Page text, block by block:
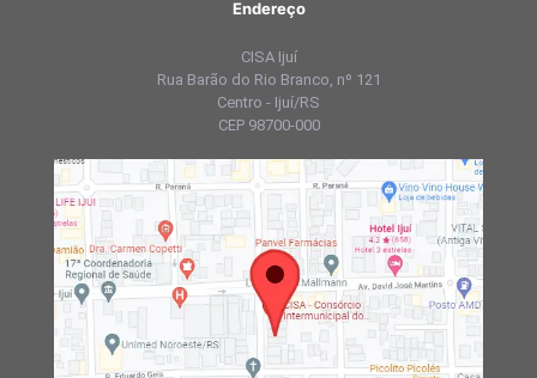
Endereço
CISA Ijuí
Rua Barão do Rio Branco, nº 121
Centro - Ijuí/RS
CEP 98700-000